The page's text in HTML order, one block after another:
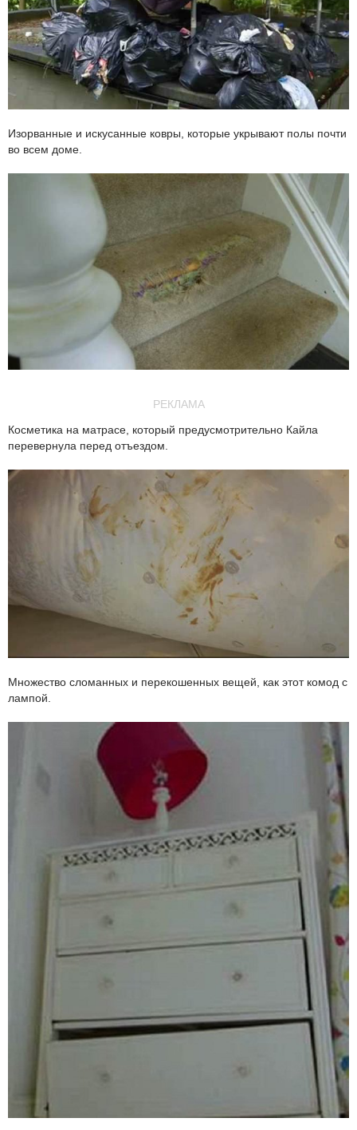
Изорванные и искусанные ковры, которые укрывают полы почти
во всем доме.
РЕКЛАМА
Косметика на матрасе, который предусмотрительно Кайла
перевернула перед отъездом.
Множество сломанных и перекошенных вещей, как этот комод с
лампой.